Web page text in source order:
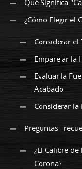
Qué Significa
¿Cómo Elegir el
Considerar el
Emparejar la
Evaluar la
Acabado
Considerar la
Preguntas
¿El Calibre
Corona?